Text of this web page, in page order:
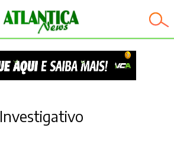
Investigativo